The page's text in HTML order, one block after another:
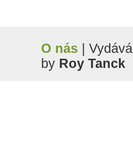
O nás | Vydává
by Roy Tanck